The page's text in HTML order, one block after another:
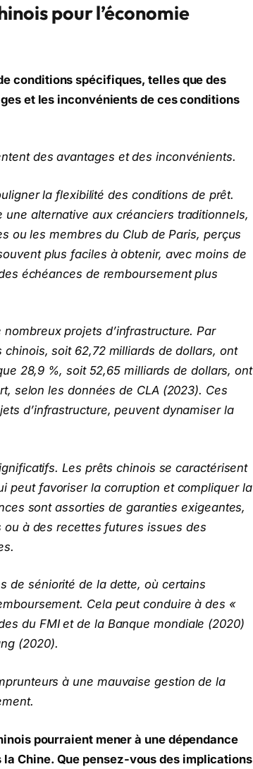
pour l’économie
conditions spécifiques, telles que des
et les inconvénients de ces conditions
des avantages et des inconvénients.
la flexibilité des conditions de prêt.
alternative aux créanciers traditionnels,
ou les membres du Club de Paris, perçus
plus faciles à obtenir, avec moins de
échéances de remboursement plus
projets d’infrastructure. Par
soit 62,72 milliards de dollars, ont
28,9 %, soit 52,65 milliards de dollars, ont
selon les données de CLA (2023). Ces
d’infrastructure, peuvent dynamiser la
Les prêts chinois se caractérisent
peut favoriser la corruption et compliquer la
sont assorties de garanties exigeantes,
à des recettes futures issues des
de séniorité de la dette, où certains
Cela peut conduire à des «
du FMI et de la Banque mondiale (2020)
(2020).
à une mauvaise gestion de la
pourraient mener à une dépendance
Chine. Que pensez-vous des implications